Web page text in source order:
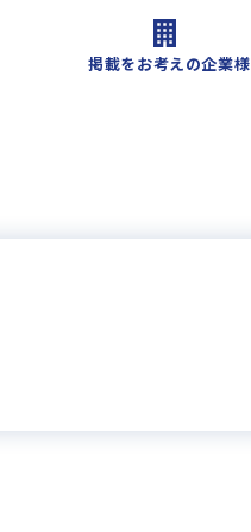
掲載をお考えの企業様